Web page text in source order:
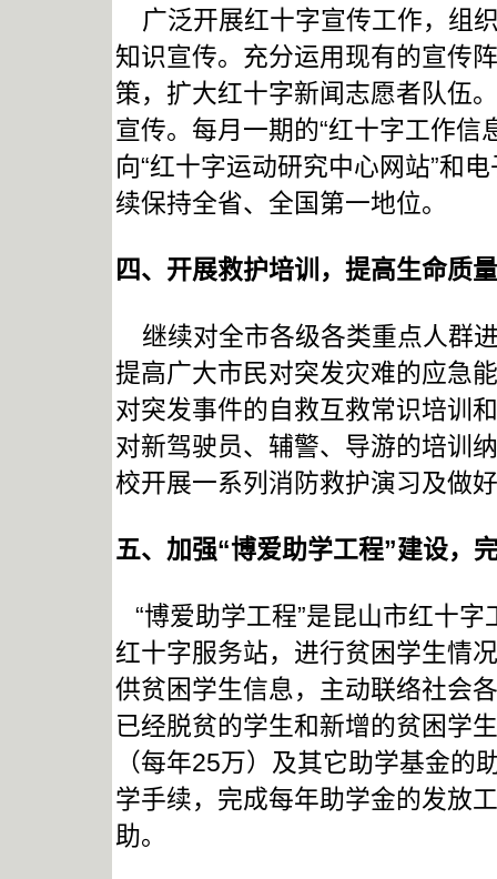
广泛开展红十字宣传工作，组
知识宣传。充分运用现有的宣传
策，扩大红十字新闻志愿者队伍
宣传。每月一期的“红十字工作信
向“红十字运动研究中心网站”和
续保持全省、全国第一地位。
四、开展救护培训，提高生命质量
继续对全市各级各类重点人群
提高广大市民对突发灾难的应急
对突发事件的自救互救常识培训
对新驾驶员、辅警、导游的培训
校开展一系列消防救护演习及做
五、加强“博爱助学工程”建设，
“博爱助学工程”是昆山市红十
红十字服务站，进行贫困学生情
供贫困学生信息，主动联络社会
已经脱贫的学生和新增的贫困学
（每年25万）及其它助学基金
学手续，完成每年助学金的发放
助。